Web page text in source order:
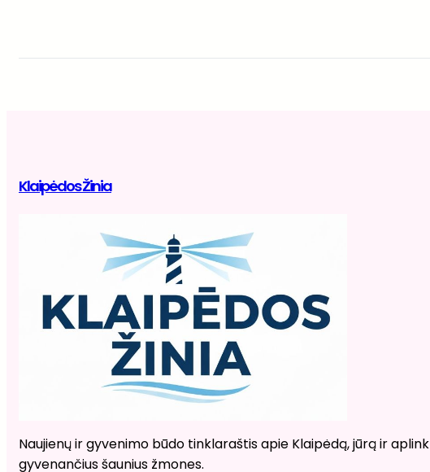
Klaipėdos Žinia
Naujienų ir gyvenimo būdo tinklaraštis apie Klaipėdą, jūrą ir aplink
gyvenančius šaunius žmones.